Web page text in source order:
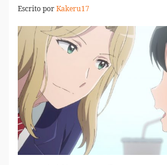
Escrito porKakeru17